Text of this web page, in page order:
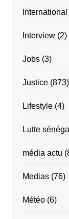
International
Interview(2)
Jobs(3)
Justice(873)
Lifestyle(4)
Lutte
média actu
Medias(76)
Météo(6)